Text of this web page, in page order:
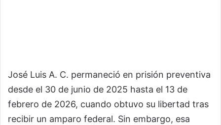
José Luis A. C. permaneció en prisión preventiva
desde el 30 de junio de 2025 hasta el 13 de
febrero de 2026, cuando obtuvo su libertad tras
recibir un amparo federal. Sin embargo, esa